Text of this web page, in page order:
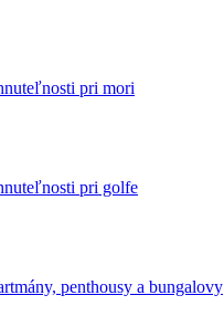
pri mori
pri golfe
penthousy a bungalovy